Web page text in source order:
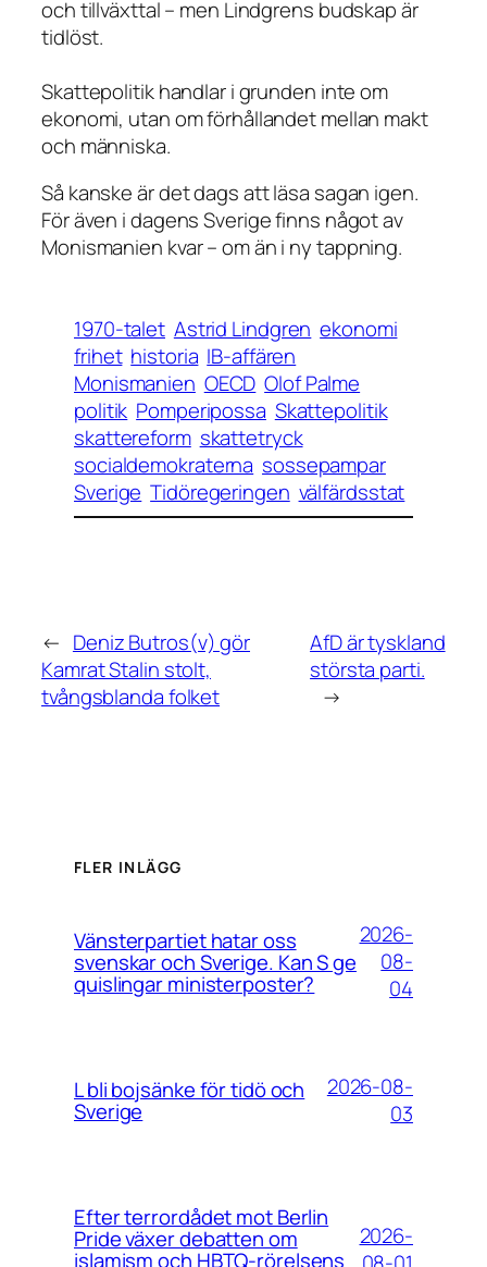
och tillväxttal – men Lindgrens budskap är
tidlöst.
Skattepolitik handlar i grunden inte om
ekonomi, utan om förhållandet mellan makt
och människa.
Så kanske är det dags att läsa sagan igen.
För även i dagens Sverige finns något av
Monismanien kvar – om än i ny tappning.
1970-talet Astrid Lindgren ekonomi
frihet historia IB-affären
Monismanien OECD Olof Palme
politik Pomperipossa Skattepolitik
skattereform skattetryck
socialdemokraterna sossepampar
Sverige Tidöregeringen välfärdsstat
← Deniz Butros(v) gör
Kamrat Stalin stolt,
tvångsblanda folket
AfD är tyskland
största parti.
→
FLER INLÄGG
Vänsterpartiet hatar oss
svenskar och Sverige. Kan S ge
quislingar ministerposter?
2026-
08-
04
L bli bojsänke för tidö och
Sverige
2026-08-
03
Efter terrordådet mot Berlin
Pride växer debatten om
islamism och HBTQ-rörelsens
2026-